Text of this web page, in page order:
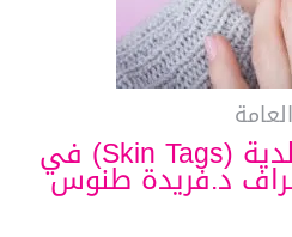
علاج الزوائد الجلدية (Skin Tags) في
د.فريدة طنوس